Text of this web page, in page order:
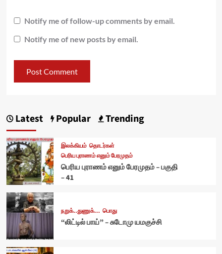
Notify me of follow-up comments by email.
Notify me of new posts by email.
Latest Popular Trending
இலக்கியம் தொடர்கள்
பெரிய புராணம் எனும் பேரமுதம்
பெரிய புராணம் எனும் பேரமுதம் – பகுதி
– 41
நறுக்..துணுக்... பொது
“லிட்டில் பாய்” – சுடோமு யமகுச்சி